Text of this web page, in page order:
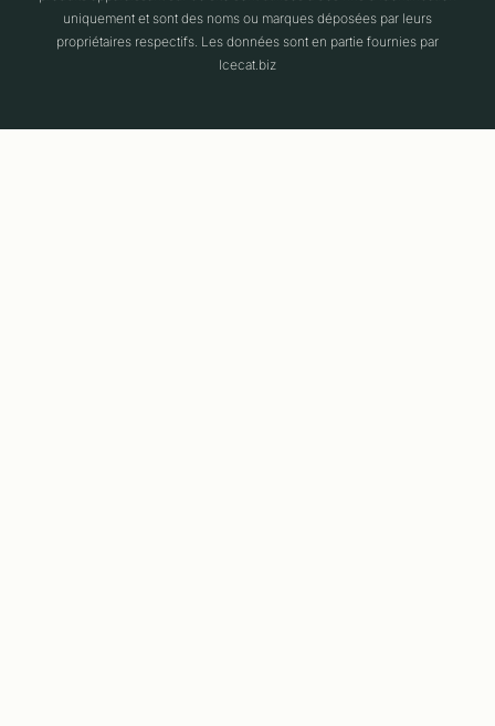
uniquement et sont des noms ou marques déposées par leurs
propriétaires respectifs. Les données sont en partie fournies par
Icecat.biz